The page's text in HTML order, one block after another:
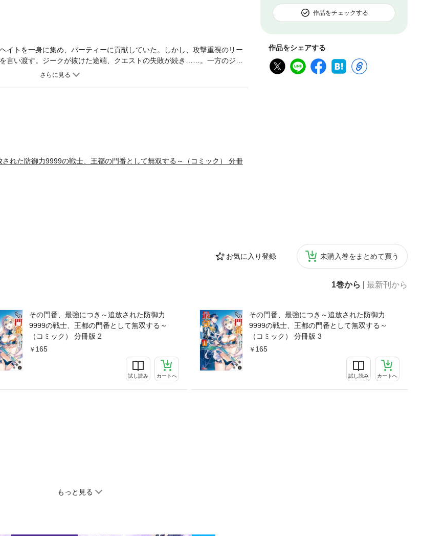
作品をチェックする
作品をシェアする
お気に入り登録 未購入巻をまとめて買う
1巻から 最新刊から
その門番、最強につき～追放された防御力
9999の戦士、王都の門番として無双する～
（コミック） 分冊版 2
165
試し読み カートへ
その門番、最強につき～追放された防御力
9999の戦士、王都の門番として無双する～
（コミック） 分冊版 3
165
試し読み カートへ
もっと見る
イトを一身に集め、パーティーに貢献していた。しかし、攻撃重視のリー
言い渡す。ジークが抜けた途端、クエストの失敗が続き……。一方のジー
の防御力の高さで、瞬く間に分隊長に昇格。部下についた無防備な巨乳剣
れた防御力9999の戦士、王都の門番として無双する～（コミック） 分冊